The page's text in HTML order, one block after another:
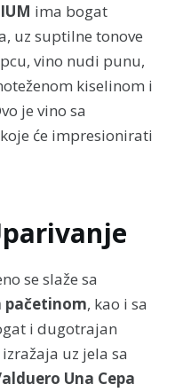
ima bogat
uz suptilne tonove
vino nudi punu,
kiselinom i
je vino sa
će impresionirati
se slaže sa
pačetinom, kao i sa
i dugotrajan
uz jela sa
Una Cepa